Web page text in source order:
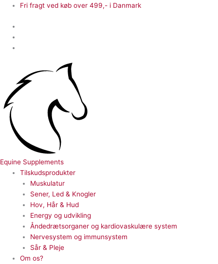
indholdet
Fri fragt ved køb over 499,- i Danmark
Equine Supplements
Tilskudsprodukter
Muskulatur
Sener, Led & Knogler
Hov, Hår & Hud
Energy og udvikling
Åndedrætsorganer og kardiovaskulære system
Nervesystem og immunsystem
Sår & Pleje
Om os?